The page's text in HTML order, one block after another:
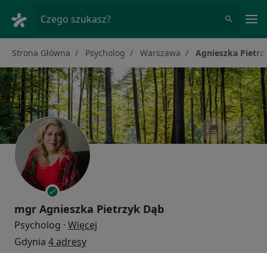
Czego szukasz?
Strona Główna Psycholog Warszawa Agnieszka
mgr Agnieszka Pietrzyk Dąb
Psycholog · Więcej
Gdynia 4 adresy